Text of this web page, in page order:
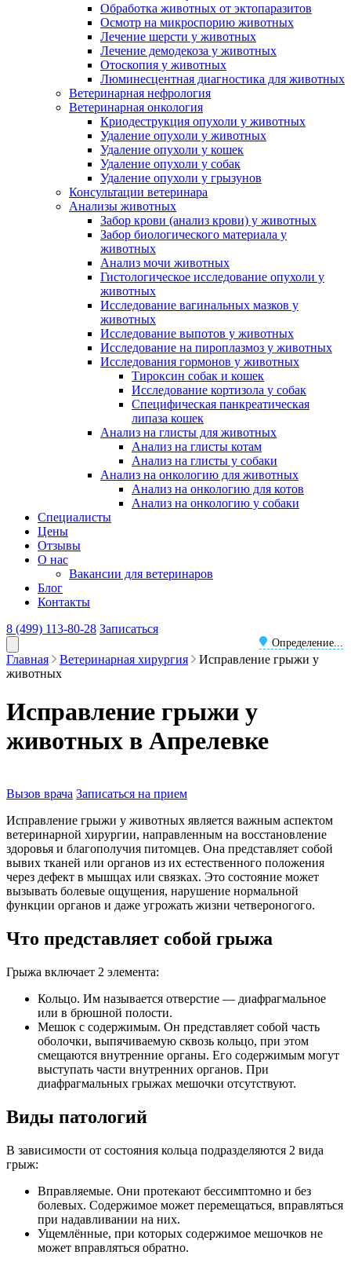
Обработка животных от эктопаразитов
Осмотр на микроспорию животных
Лечение шерсти у животных
Лечение демодекоза у животных
Отоскопия у животных
Люминесцентная диагностика для животных
Ветеринарная нефрология
Ветеринарная онкология
Криодеструкция опухоли у животных
Удаление опухоли у животных
Удаление опухоли у кошек
Удаление опухоли у собак
Удаление опухоли у грызунов
Консультации ветеринара
Анализы животных
Забор крови (анализ крови) у животных
Забор биологического материала у
животных
Анализ мочи животных
Гистологическое исследование опухоли у
животных
Исследование вагинальных мазков у
животных
Исследование выпотов у животных
Исследование на пироплазмоз у животных
Исследования гормонов у животных
Тироксин собак и кошек
Исследование кортизола у собак
Специфическая панкреатическая
липаза кошек
Анализ на глисты для животных
Анализ на глисты котам
Анализ на глисты у собаки
Анализ на онкологию для животных
Анализ на онкологию для котов
Анализ на онкологию у собаки
Специалисты
Цены
Отзывы
О нас
Вакансии для ветеринаров
Блог
Контакты
8 (499) 113-80-28
Определение...
Записаться
Главная Ветеринарная хирургия
Исправление грыжи у
животных
Исправление грыжи у
животных в Апрелевке
Вызов врача Записаться на прием
Исправление грыжи у животных является важным аспектом
ветеринарной хирургии, направленным на восстановление
здоровья и благополучия питомцев. Она представляет собой
вывих тканей или органов из их естественного положения
через дефект в мышцах или связках. Это состояние может
вызывать болевые ощущения, нарушение нормальной
функции органов и даже угрожать жизни четвероногого.
Что представляет собой грыжа
Грыжа включает 2 элемента:
Кольцо. Им называется отверстие — диафрагмальное
или в брюшной полости.
Мешок с содержимым. Он представляет собой часть
оболочки, выпячиваемую сквозь кольцо, при этом
смещаются внутренние органы. Его содержимым могут
выступать части внутренних органов. При
диафрагмальных грыжах мешочки отсутствуют.
Виды патологий
В зависимости от состояния кольца подразделяются 2 вида
грыж:
Вправляемые. Они протекают бессимптомно и без
болевых. Содержимое может перемещаться, вправляться
при надавливании на них.
Ущемлённые, при которых содержимое мешочков не
может вправляться обратно.